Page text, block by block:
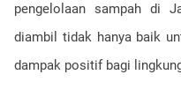
pengelolaan sampah di
diambil tidak hanya baik
dampak positif bagi